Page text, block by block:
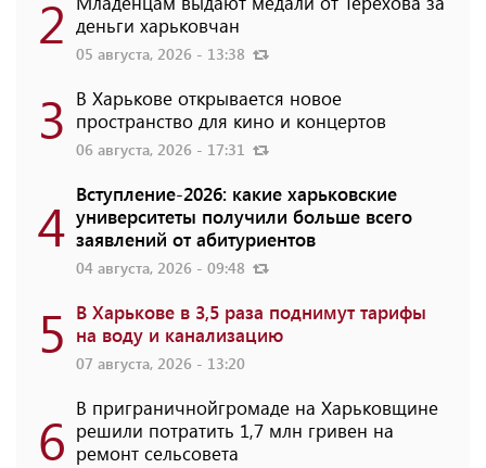
2 деньги харьковчан
05 августа, 2026 - 13:38
3 В Харькове открывается новое
пространство для кино и концертов
06 августа, 2026 - 17:31
4 Вступление-2026: какие харьковские
университеты получили больше всего
заявлений от абитуриентов
04 августа, 2026 - 09:48
5 В Харькове в 3,5 раза поднимут тарифы
на воду и канализацию
07 августа, 2026 - 13:20
6 В приграничнойгромаде на Харьковщине
решили потратить 1,7 млн ​​гривен на
ремонт сельсовета